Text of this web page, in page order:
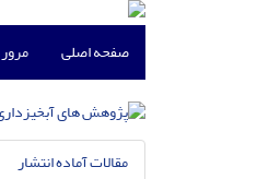
صفحه اصلی مرور
مقالات آماده انتشار